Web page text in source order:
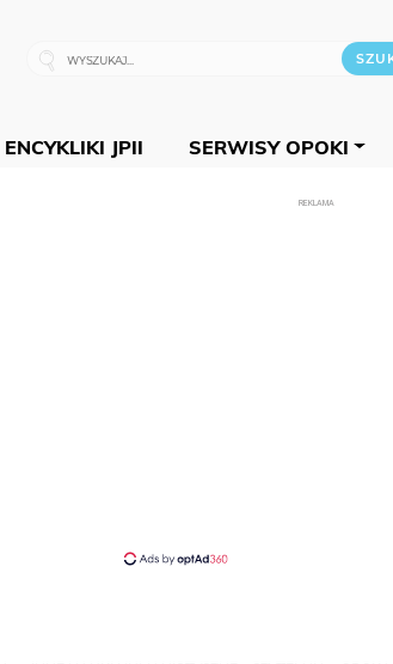
ENCYKLIKI JPII SERWISY OPOKI
REKLAMA